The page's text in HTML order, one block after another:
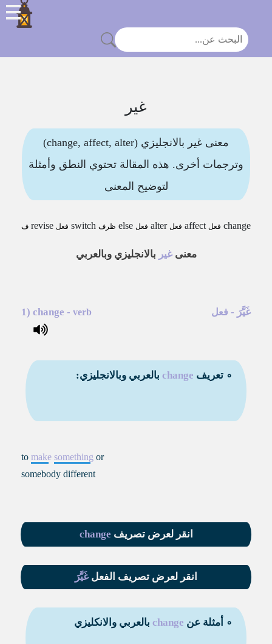
غير
معنى غير بالانجليزي (change, affect, alter)
وترجمات أخرى. هذه المقالة تحتوي النطق وأمثلة
لتوضيح المعنى
change فعل affect فعل alter فعل else ظرف switch فعل revise ف
معنىغير بالانجليزي وبالعربي
غَيَّرَ - فعل 1) change - verb
∘ تعريف change بالعربي وبالانجليزي:
to make something or
somebody different
انقر لعرض تصريف change
انقر لعرض تصريف الفعل غَيَّرَ
∘ أمثلة عن change بالعربي والانكليزي